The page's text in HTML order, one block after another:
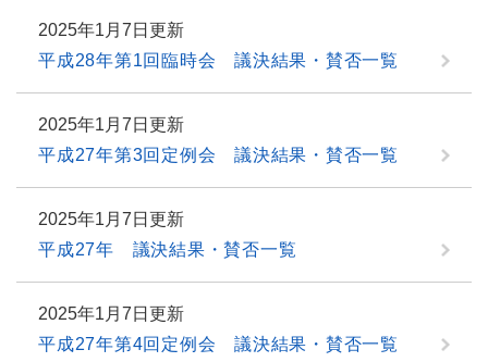
2025年1月7日更新
平成28年第1回臨時会 議決結果・賛否一覧
2025年1月7日更新
平成27年第3回定例会 議決結果・賛否一覧
2025年1月7日更新
平成27年 議決結果・賛否一覧
2025年1月7日更新
平成27年第4回定例会 議決結果・賛否一覧